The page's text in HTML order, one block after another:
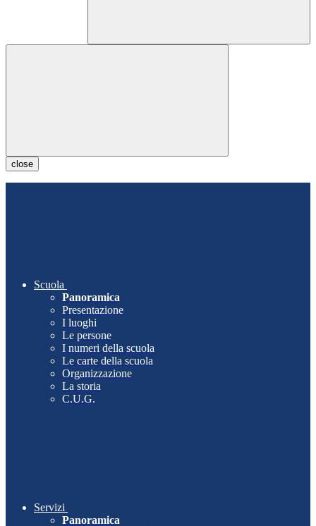
close
Scuola
Panoramica
Presentazione
I luoghi
Le persone
I numeri della scuola
Le carte della scuola
Organizzazione
La storia
C.U.G.
Servizi
Panoramica